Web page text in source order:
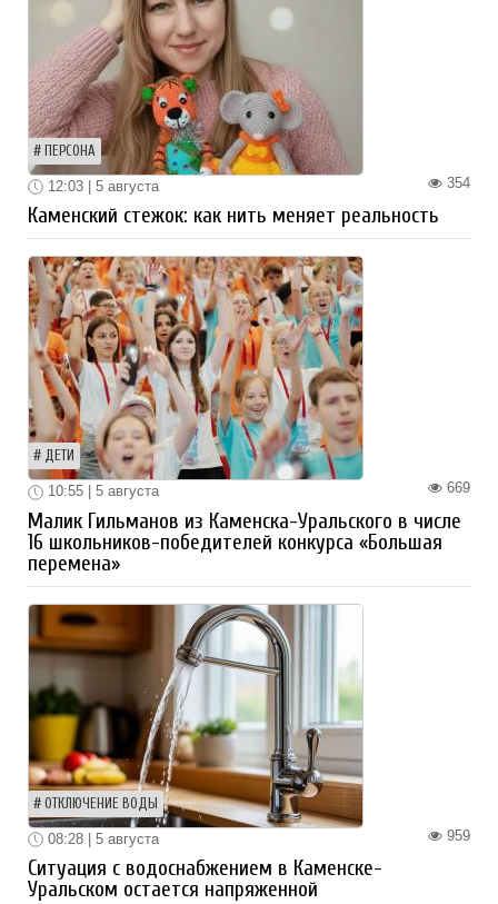
ПЕРСОНА
354
12:03 | 5 августа
Каменский стежок: как нить меняет реальность
ДЕТИ
669
10:55 | 5 августа
Малик Гильманов из Каменска-Уральского в числе
16 школьников-победителей конкурса «Большая
перемена»
ОТКЛЮЧЕНИЕ ВОДЫ
959
08:28 | 5 августа
Ситуация с водоснабжением в Каменске-
Уральском остается напряженной